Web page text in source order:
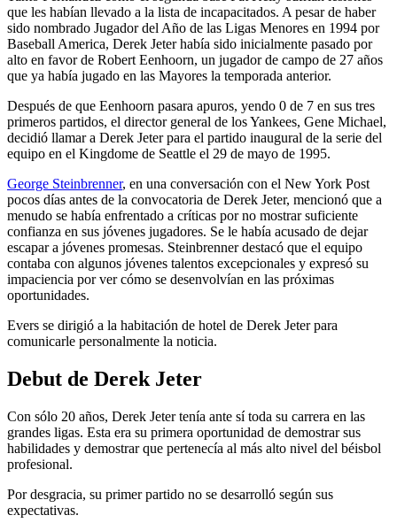
que les habían llevado a la lista de incapacitados. A pesar de haber
sido nombrado Jugador del Año de las Ligas Menores en 1994 por
Baseball America, Derek Jeter había sido inicialmente pasado por
alto en favor de Robert Eenhoorn, un jugador de campo de 27 años
que ya había jugado en las Mayores la temporada anterior.
Después de que Eenhoorn pasara apuros, yendo 0 de 7 en sus tres
primeros partidos, el director general de los Yankees, Gene Michael,
decidió llamar a Derek Jeter para el partido inaugural de la serie del
equipo en el Kingdome de Seattle el 29 de mayo de 1995.
George Steinbrenner, en una conversación con el New York Post
pocos días antes de la convocatoria de Derek Jeter, mencionó que a
menudo se había enfrentado a críticas por no mostrar suficiente
confianza en sus jóvenes jugadores. Se le había acusado de dejar
escapar a jóvenes promesas. Steinbrenner destacó que el equipo
contaba con algunos jóvenes talentos excepcionales y expresó su
impaciencia por ver cómo se desenvolvían en las próximas
oportunidades.
Evers se dirigió a la habitación de hotel de Derek Jeter para
comunicarle personalmente la noticia.
Debut de Derek Jeter
Con sólo 20 años, Derek Jeter tenía ante sí toda su carrera en las
grandes ligas. Esta era su primera oportunidad de demostrar sus
habilidades y demostrar que pertenecía al más alto nivel del béisbol
profesional.
Por desgracia, su primer partido no se desarrolló según sus
expectativas.